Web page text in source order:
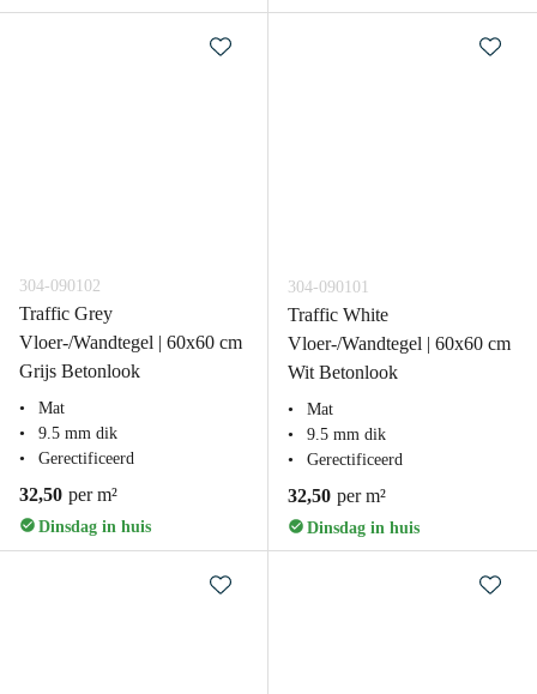
304-090102
Traffic Grey
Vloer-/Wandtegel | 60x60 cm
Grijs Betonlook
Mat
9.5 mm dik
Gerectificeerd
32,50 per m²
Dinsdag in huis
304-090101
Traffic White
Vloer-/Wandtegel | 60x60 cm
Wit Betonlook
Mat
9.5 mm dik
Gerectificeerd
32,50 per m²
Dinsdag in huis